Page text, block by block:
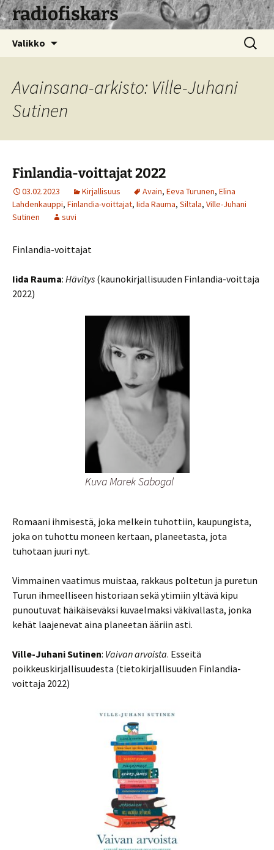
radiofiskars
Valikko Haku:
Avainsana-arkisto: Ville-Juhani
Sutinen
Finlandia-voittajat 2022
03.02.2023 Kirjallisuus Avain, Eeva Turunen, Elina
Lahdenkauppi, Finlandia-voittajat, Iida Rauma, Siltala, Ville-Juhani
Sutinen
suvi
Finlandia-voittajat
Iida Rauma: Hävitys (kaunokirjallisuuden Finlandia-voittaja
2022)
Kuva Marek Sabogal
Romaani ihmisestä, joka melkein tuhottiin, kaupungista,
joka on tuhottu moneen kertaan, planeetasta, jota
tuhotaan juuri nyt.
Vimmainen vaatimus muistaa, rakkaus poltetun ja puretun
Turun ihmeelliseen historiaan sekä ytimiin yltävä kipu
punoutuvat häikäiseväksi kuvaelmaksi väkivallasta, jonka
kehät laajenevat aina planeetan ääriin asti.
Ville-Juhani Sutinen: Vaivan arvoista. Esseitä
poikkeuskirjallisuudesta (tietokirjallisuuden Finlandia-
voittaja 2022)